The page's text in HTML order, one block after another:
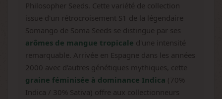
Philosopher Seeds. Cette variété de collection
issue d'un rétrocroisement S1 de la légendaire
Somango de Soma Seeds se distingue par ses
arômes de mangue tropicale d'une intensité
remarquable. Arrivée en Espagne dans les années
2000 avec d'autres génétiques mythiques, cette
graine féminisée à dominance Indica (70%
Indica / 30% Sativa) offre aux collectionneurs